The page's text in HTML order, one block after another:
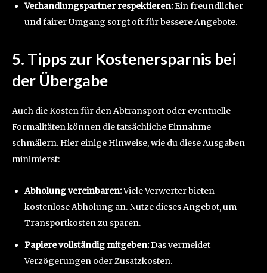
Verhandlungspartner respektieren:Ein freundlicher
und fairer Umgang sorgt oft für bessere Angebote.
5. Tipps zur Kostenersparnis bei
der Übergabe
Auch die Kosten für den Abtransport oder eventuelle
Formalitäten können die tatsächliche Einnahme
schmälern. Hier einige Hinweise, wie du diese Ausgaben
minimierst:
Abholung vereinbaren:Viele Verwerter bieten
kostenlose Abholung an. Nutze dieses Angebot, um
Transportkosten zu sparen.
Papiere vollständig mitgeben:Das vermeidet
Verzögerungen oder Zusatzkosten.